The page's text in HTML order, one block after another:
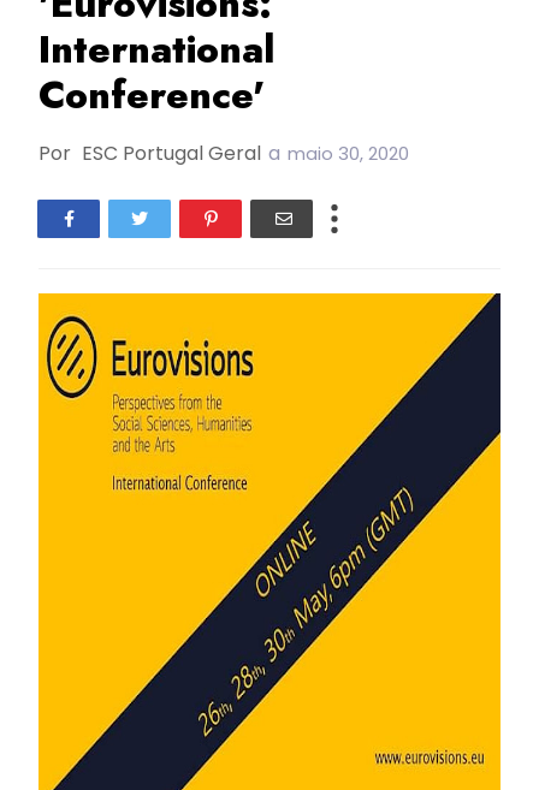
International
Conference'
Por ESC Portugal Geral a maio 30, 2020